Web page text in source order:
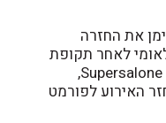
העיצוב במילאנו 2022 סימן את החזרה
לאחר תקופת
הקורונה. לאחר מהדורת Supersalone 2021,
האירוע לפורמט